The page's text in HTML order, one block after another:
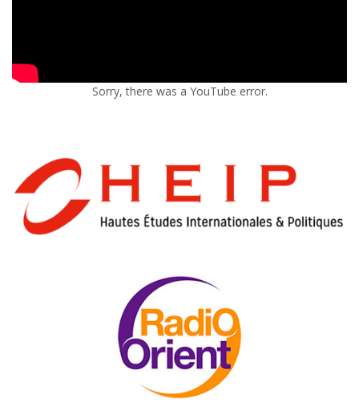
Sorry, there was a YouTube error.